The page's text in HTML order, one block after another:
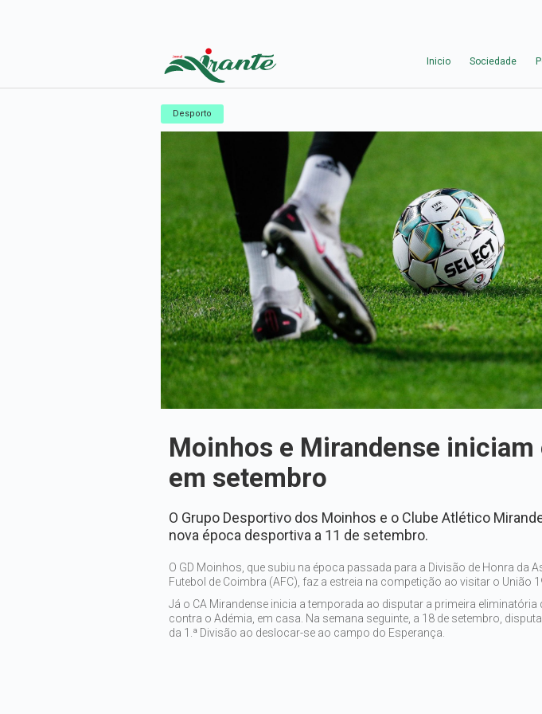
Inicio Sociedade
Desporto
Moinhos e Mirandense iniciam
em setembro
O Grupo Desportivo dos Moinhos e o Clube Atlético
nova época desportiva a 11 de setembro.
O GD Moinhos, que subiu na época passada para a Divisão de Honra da
Futebol de Coimbra (AFC), faz a estreia na competição ao visitar o União
Já o CA Mirandense inicia a temporada ao disputar a primeira eliminatória
contra o Adémia, em casa. Na semana seguinte, a 18 de setembro,
da 1.ª Divisão ao deslocar-se ao campo do Esperança.